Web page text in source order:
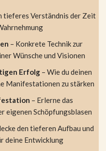
tieferes Verständnis der Zeit
– Konkrete Technik zur
Wünsche und Visionen
Erfolg – Wie du deinen
Manifestationen zu stärken
– Erlerne das
eigenen Schöpfungsblasen
den tieferen Aufbau und
deine Entwicklung